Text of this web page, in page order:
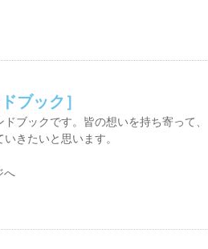
ブック］
ブックです。皆の想いを持ち寄って、
きたいと思います。
へ